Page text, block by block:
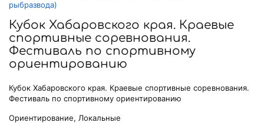
рыбразвода)
Кубок Хабаровского края. Краевые
спортивные соревнования.
Фестиваль по спортивному
ориентированию
Кубок Хабаровского края. Краевые спортивные соревнования.
Фестиваль по спортивному ориентированию
Ориентирование, Локальные